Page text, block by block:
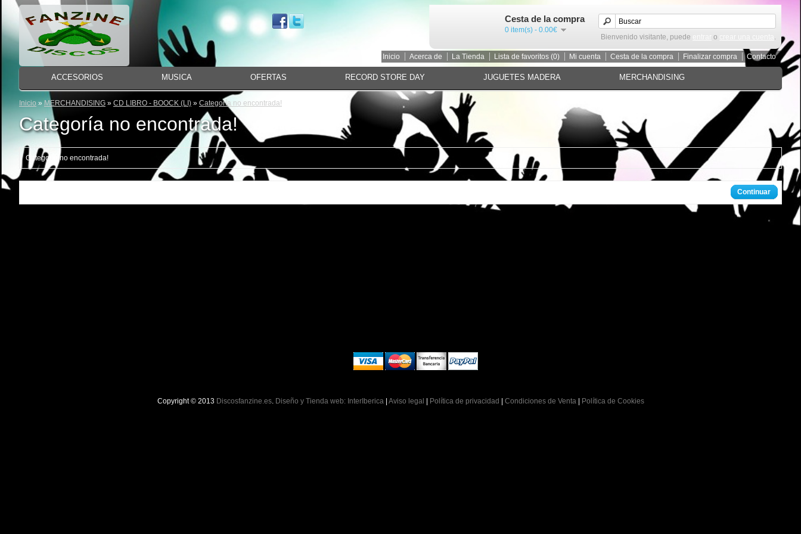
Cesta de la compra
0 item(s) - 0.00€
Bienvenido visitante, puede
entrar o crear una cuenta .
Inicio Acerca de La Tienda Lista de favoritos (0) Mi cuenta Cesta de la compra Finalizar compra Contacto
ACCESORIOS MUSICA OFERTAS RECORD STORE DAY JUGUETES MADERA MERCHANDISING
Inicio» MERCHANDISING » CD LIBRO - BOOCK (LI) » Categoría no encontrada!
Categoría no encontrada!
Categoría no encontrada!
Continuar
Copyright © 2013 Discosfanzine.es. Diseño y Tienda web: InterIberica| Aviso legal Política de privacidad Condiciones de Venta| Política de Cookies